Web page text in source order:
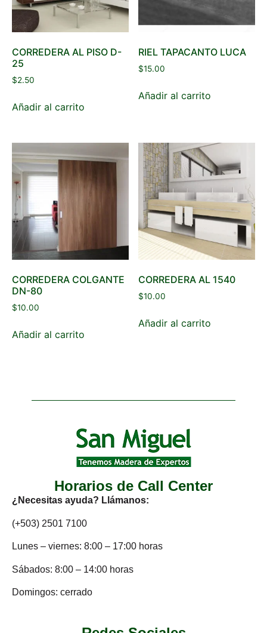
CORREDERA AL PISO D-
25
$2.50
Añadir al carrito
RIEL TAPACANTO LUCA
$15.00
Añadir al carrito
CORREDERA COLGANTE
DN-80
$10.00
Añadir al carrito
CORREDERA AL 1540
$10.00
Añadir al carrito
Horarios de Call Center
¿Necesitas ayuda? Llámanos:
(+503) 2501 7100
Lunes – viernes: 8:00 – 17:00 horas
Sábados: 8:00 – 14:00 horas
Domingos: cerrado